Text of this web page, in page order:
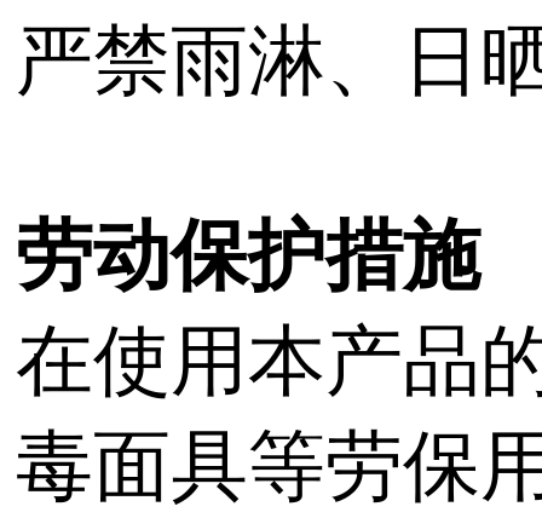
严禁雨淋、日
劳动保护措施
在使用本产品
毒面具等劳保